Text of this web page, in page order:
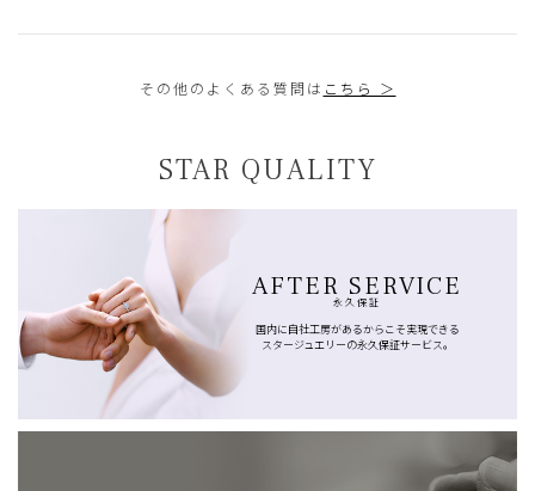
その他のよくある質問は こちら ＞
STAR QUALITY
AFTER SERVICE
永久保証
国内に自社工房があるからこそ実現できる
スタージュエリーの永久保証サービス。